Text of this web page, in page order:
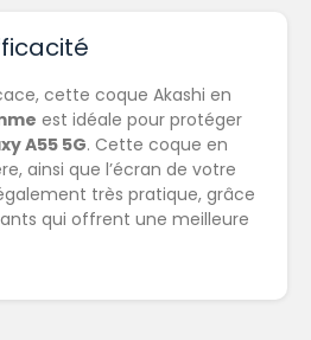
cette coque Akashi en
est idéale pour protéger
A55 5G. Cette coque en
ainsi que l’écran de votre
très pratique, grâce
qui offrent une meilleure